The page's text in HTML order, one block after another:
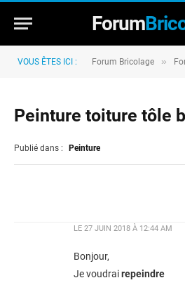
Forum
VOUS ÊTES ICI : Forum Bricolage »
Peinture toiture tôle
Publié dans : Peinture
LE 27 JUIN 2018 À 12:44 AM
Bonjour,
Je voudrairepeindre